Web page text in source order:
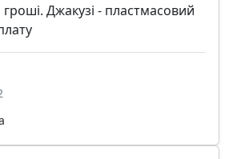
Джакузі - пластмасовий